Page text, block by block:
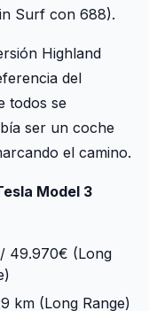
Surf con 688).
Highland
del
todos se
ser un coche
el camino.
Model 3
49.970€ (Long
km (Long Range)